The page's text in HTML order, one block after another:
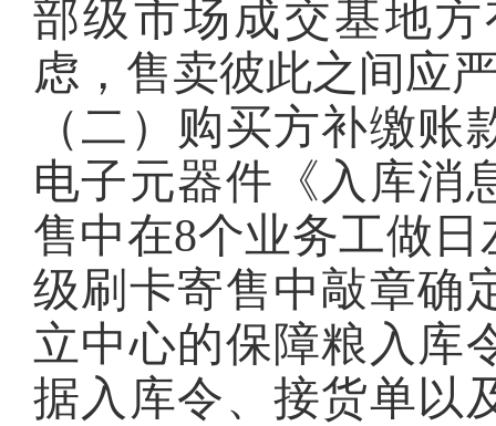
部级市场成交基地
虑，售卖彼此之间应
（二）购买方补缴
电子元器件《入库消
售中在8个业务工做
级刷卡寄售中敲章确
立中心的保障粮入库
据入库令、接货单以